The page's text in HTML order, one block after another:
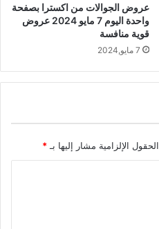
عروض الجوالات من اكسترا بصفحة
واحدة اليوم 7 مايو 2024 عروض
قوية منافسة
7 مايو,2024
الحقول الإلزامية مشار إليها بـ *